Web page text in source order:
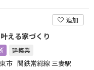
追加
える家づくり
建築業
市 関鉄常総線 三妻駅